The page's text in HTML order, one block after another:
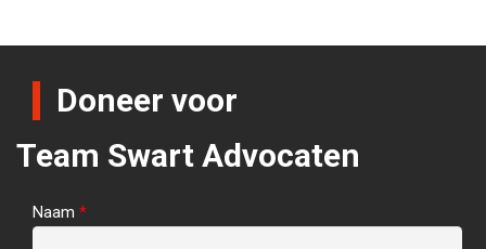
Doneer voor
Team Swart Advocaten
Naam *